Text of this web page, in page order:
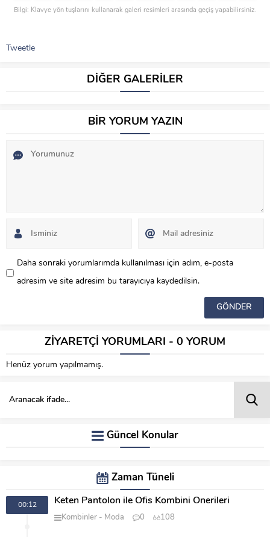
Bilgi: Klavye yön tuşlarını kullanarak galeri resimleri arasında geçiş yapabilirsiniz.
Tweetle
DİĞER GALERİLER
BİR YORUM YAZIN
Daha sonraki yorumlarımda kullanılması için adım, e-posta
adresim ve site adresim bu tarayıcıya kaydedilsin.
ZİYARETÇİ YORUMLARI - 0 YORUM
Henüz yorum yapılmamış.
Güncel Konular
Zaman Tüneli
00:12 Keten Pantolon ile Ofis Kombini Önerileri
Kombinler Moda 0 108